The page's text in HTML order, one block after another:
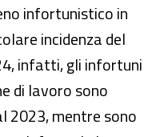
infortunistico in
incidenza del
infatti, gli infortuni
di lavoro sono
2023, mentre sono